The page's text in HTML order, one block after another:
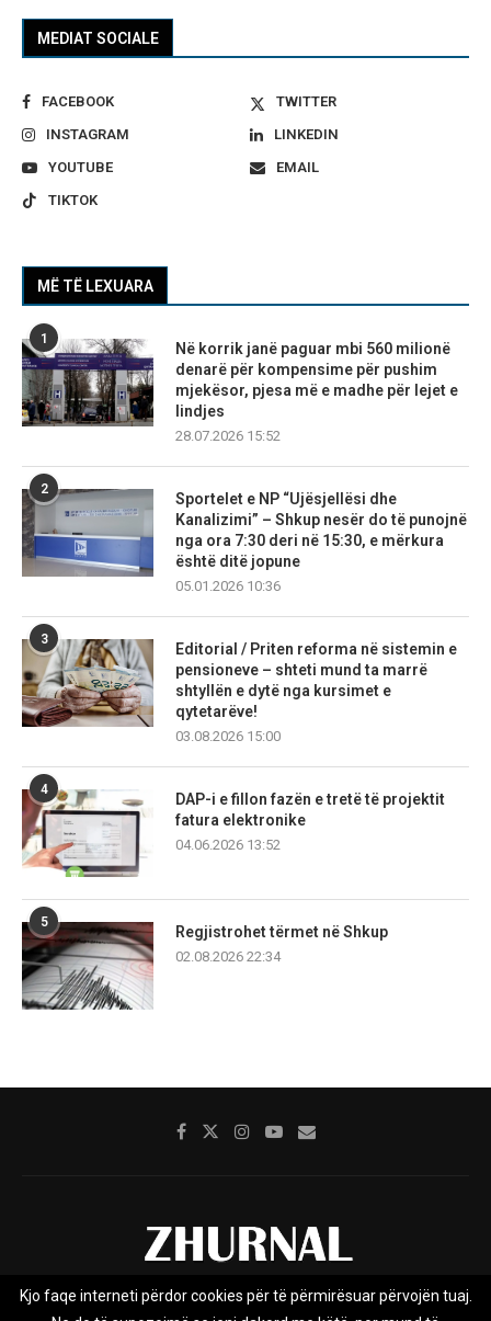
MEDIAT SOCIALE
FACEBOOK
TWITTER
INSTAGRAM
LINKEDIN
YOUTUBE
EMAIL
TIKTOK
MË TË LEXUARA
1
Në korrik janë paguar mbi 560 milionë
denarë për kompensime për pushim
mjekësor, pjesa më e madhe për lejet e
lindjes
28.07.2026 15:52
2
Sportelet e NP “Ujësjellësi dhe
Kanalizimi” – Shkup nesër do të punojnë
nga ora 7:30 deri në 15:30, e mërkura
është ditë jopune
05.01.2026 10:36
3
Editorial / Priten reforma në sistemin e
pensioneve – shteti mund ta marrë
shtyllën e dytë nga kursimet e
qytetarëve!
03.08.2026 15:00
4
DAP-i e fillon fazën e tretë të projektit
fatura elektronike
04.06.2026 13:52
5
Regjistrohet tërmet në Shkup
02.08.2026 22:34
Rreth nesh Impresumi Marketing Kontakt
Kjo faqe interneti përdor cookies për të përmirësuar përvojën tuaj.